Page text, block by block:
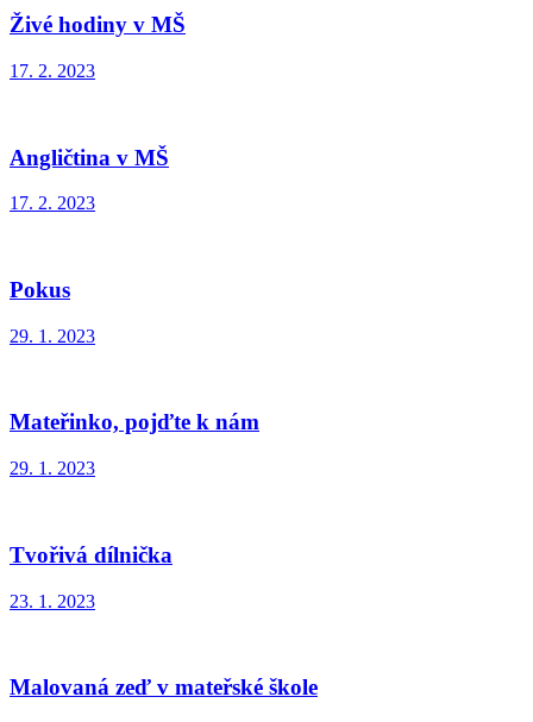
Živé hodiny v MŠ
17. 2. 2023
Angličtina v MŠ
17. 2. 2023
Pokus
29. 1. 2023
Mateřinko, pojďte k nám
29. 1. 2023
Tvořivá dílnička
23. 1. 2023
Malovaná zeď v mateřské škole